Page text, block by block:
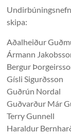
skipa:
Aðalheiður
Ármann
Bergur
Gísli Sigurðsson
Guðrún Nordal
Guðvarður Már
Terry Gunnell
Haraldur